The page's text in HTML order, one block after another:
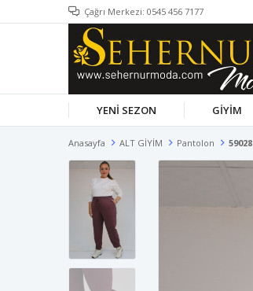
Çağrı Merkezi: 0545 456 7177
YENİ SEZON GİYİM
Anasayfa ALT GİYİM Pantolon